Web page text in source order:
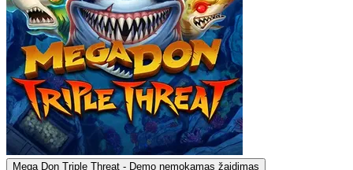
Mega Don Triple Threat - Demo nemokamas žaidimas